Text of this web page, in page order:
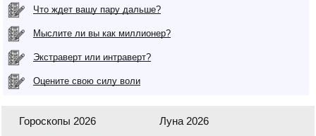
Что ждет вашу пару дальше?
Мыслите ли вы как миллионер?
Экстраверт или интраверт?
Оцените свою силу воли
Гороскопы 2026 Луна 2026